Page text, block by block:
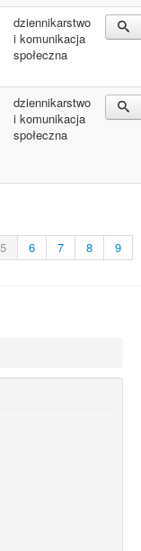
5 6 7 8
9
dziennikarstwo
i komunikacja
społeczna
dziennikarstwo
i komunikacja
społeczna